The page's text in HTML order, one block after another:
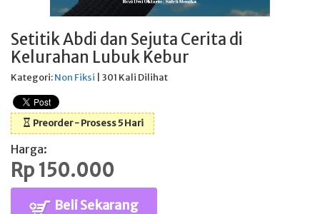
Setitik Abdi dan Sejuta Cerita di
Kelurahan Lubuk Kebur
Kategori:Non Fiksi | 301 Kali Dilihat
Preorder - Prosess 5 Hari
Harga:
Rp 150.000
Beli Sekarang